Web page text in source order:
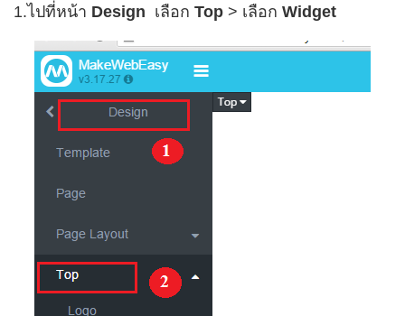
1.ไปที่หน้า Design เลือก Top > เลือก Widget